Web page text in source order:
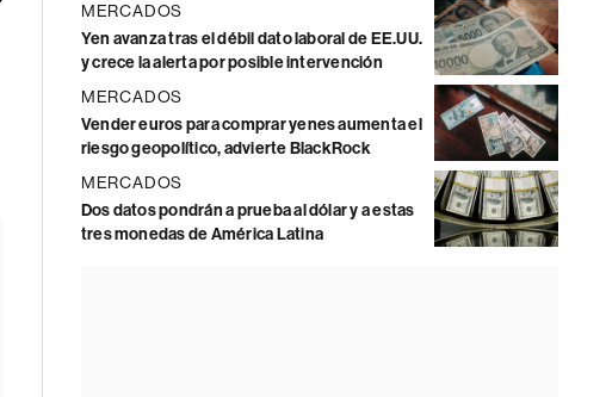
MERCADOS
Yen avanza tras el débil dato laboral de EE.UU.
y crece la alerta por posible intervención
MERCADOS
Vender euros para comprar yenes aumenta el
riesgo geopolítico, advierte BlackRock
MERCADOS
Dos datos pondrán a prueba al dólar y a estas
tres monedas de América Latina